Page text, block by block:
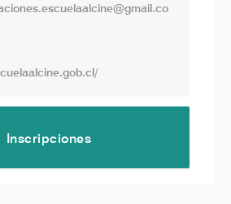
Inscripciones